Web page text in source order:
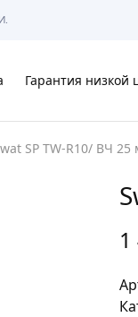
Гарантия низкой
SP TW-R10/ ВЧ 25